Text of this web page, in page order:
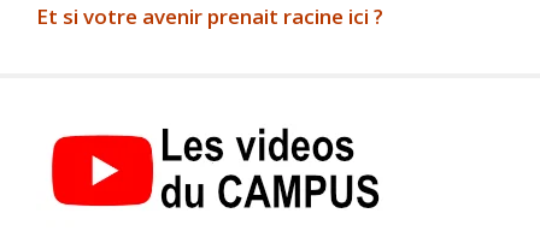
Et si votre avenir prenait racine ici ?